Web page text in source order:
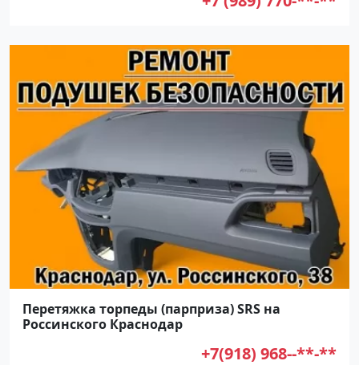
Перетяжка торпеды (парприза) SRS на
Россинского Краснодар
+7(918) 968--**-**